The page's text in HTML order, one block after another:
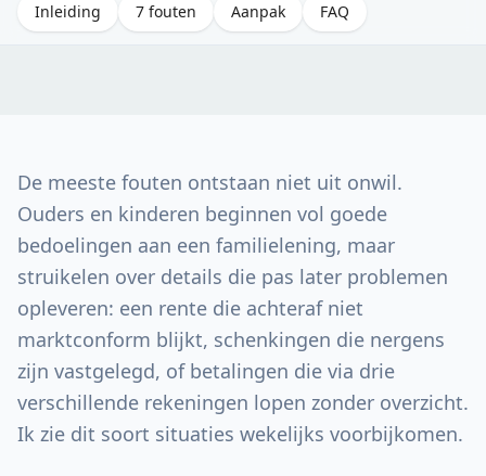
Inleiding 7 fouten Aanpak FAQ
De meeste fouten ontstaan niet uit onwil.
Ouders en kinderen beginnen vol goede
bedoelingen aan een familielening, maar
struikelen over details die pas later problemen
opleveren: een rente die achteraf niet
marktconform blijkt, schenkingen die nergens
zijn vastgelegd, of betalingen die via drie
verschillende rekeningen lopen zonder overzicht.
Ik zie dit soort situaties wekelijks voorbijkomen.